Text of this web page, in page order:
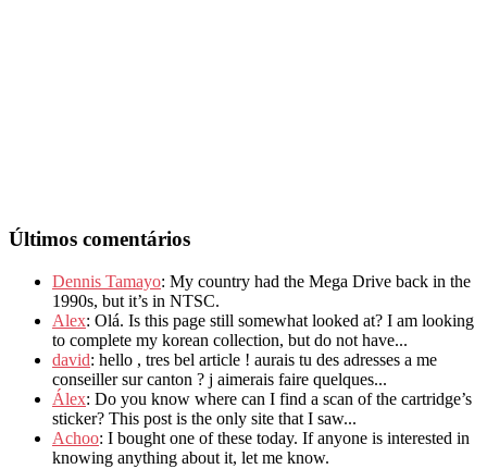
Últimos comentários
Dennis Tamayo: My country had the Mega Drive back in the
1990s, but it’s in NTSC.
Alex: Olá. Is this page still somewhat looked at? I am looking
to complete my korean collection, but do not have...
david: hello , tres bel article ! aurais tu des adresses a me
conseiller sur canton ? j aimerais faire quelques...
Álex: Do you know where can I find a scan of the cartridge’s
sticker? This post is the only site that I saw...
Achoo: I bought one of these today. If anyone is interested in
knowing anything about it, let me know.